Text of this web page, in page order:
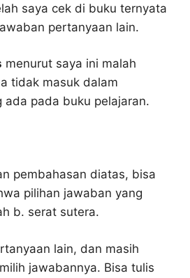
saya cek di buku ternyata
pertanyaan lain.
menurut saya ini malah
tidak masuk dalam
ada pada buku pelajaran.
pembahasan diatas, bisa
pilihan jawaban yang
b. serat sutera.
lain, dan masih
jawabannya. Bisa tulis